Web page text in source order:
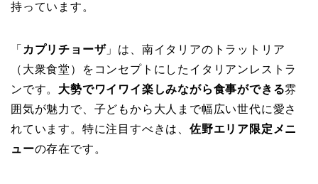
持っています。
「 カプリチョーザ」は、南イタリアのトラットリア
（大衆食堂）をコンセプトにしたイタリアンレストラ
ンです。 大勢でワイワイ楽しみながら食事ができる雰
囲気が魅力で、子どもから大人まで幅広い世代に愛さ
れています。特に注目すべきは、 佐野エリア限定メニ
ューの存在です。